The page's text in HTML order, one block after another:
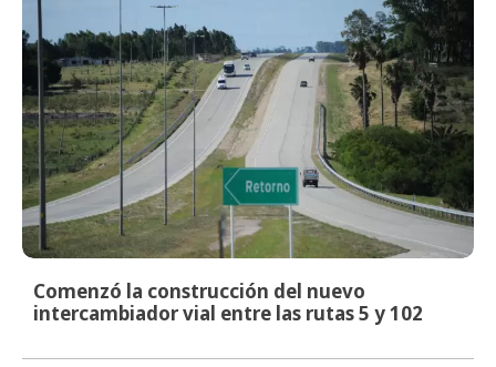
Comenzó la construcción del nuevo
intercambiador vial entre las rutas 5 y 102